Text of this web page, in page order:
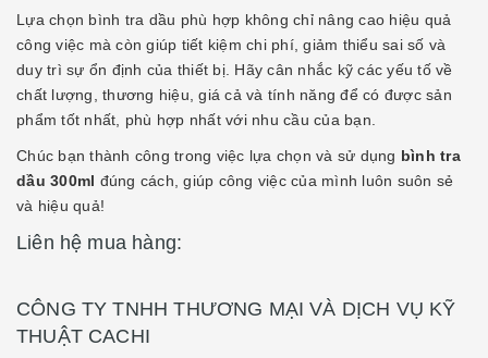
Lựa chọn bình tra dầu phù hợp không chỉ nâng cao hiệu quả
công việc mà còn giúp tiết kiệm chi phí, giảm thiểu sai số và
duy trì sự ổn định của thiết bị. Hãy cân nhắc kỹ các yếu tố về
chất lượng, thương hiệu, giá cả và tính năng để có được sản
phẩm tốt nhất, phù hợp nhất với nhu cầu của bạn.
Chúc bạn thành công trong việc lựa chọn và sử dụng bình tra
dầu 300ml đúng cách, giúp công việc của mình luôn suôn sẻ
và hiệu quả!
Liên hệ mua hàng:
CÔNG TY TNHH THƯƠNG MẠI VÀ DỊCH VỤ KỸ
THUẬT CACHI